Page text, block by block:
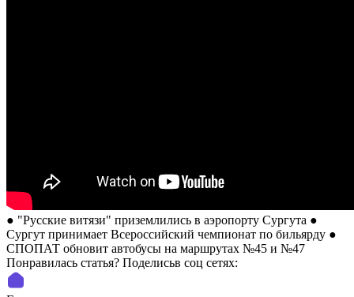
● "Русские витязи" приземлились в аэропорту Сургута ●
Сургут принимает Всероссийский чемпионат по бильярду ●
СПОПАТ обновит автобусы на маршрутах №45 и №47
Понравилась статья? Поделиcьв соц сетях: